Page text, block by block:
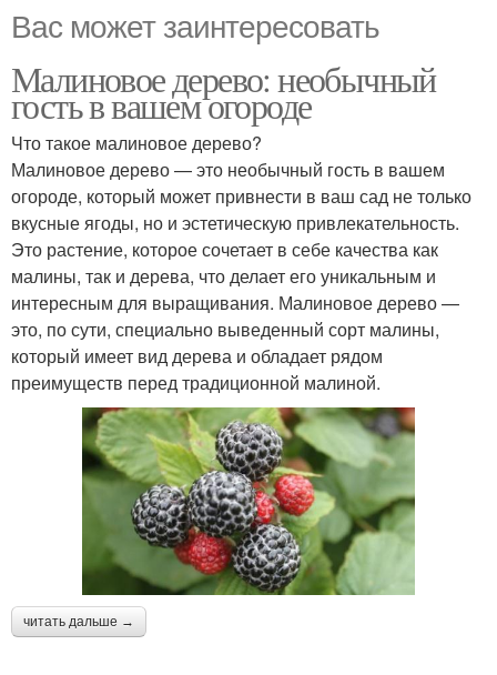
Вас может заинтересовать
Малиновое дерево: необычный
гость в вашем огороде
Что такое малиновое дерево?
Малиновое дерево — это необычный гость в вашем
огороде, который может привнести в ваш сад не только
вкусные ягоды, но и эстетическую привлекательность.
Это растение, которое сочетает в себе качества как
малины, так и дерева, что делает его уникальным и
интересным для выращивания. Малиновое дерево —
это, по сути, специально выведенный сорт малины,
который имеет вид дерева и обладает рядом
преимуществ перед традиционной малиной.
читать дальше →